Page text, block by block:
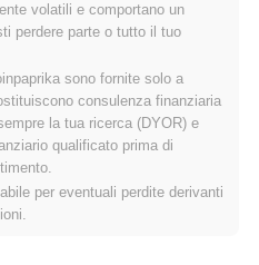
scambiato ~58.71% al di sotto del
Asap Sniper Bot
più ampio?
Bot ha guadagnato
complessivo che ha registrato
volatili e comportano un
perdere parte o tutto il tuo
sono fornite solo a
consulenza finanziaria
la tua ricerca (DYOR) e
qualificato prima di
per eventuali perdite derivanti